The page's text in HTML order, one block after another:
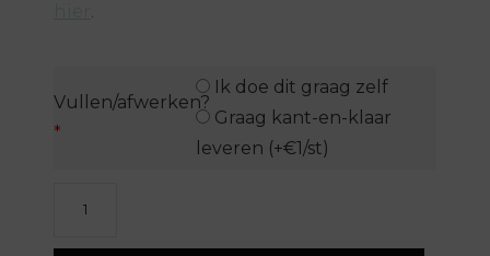
Vullen/afwerken?
*
Ik doe dit graag zelf
Graag kant-en-klaar
leveren (+€1/st)